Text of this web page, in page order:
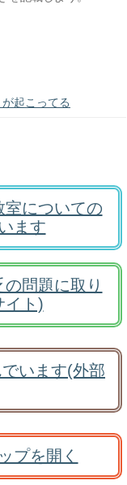
起こってる
についての
ます
問題に取り
イト)
います(外部
プを開く